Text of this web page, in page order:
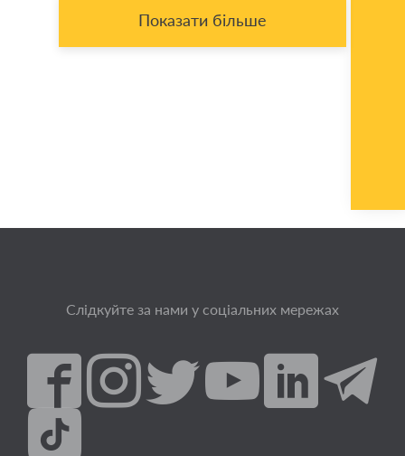
Показати більше
Слідкуйте за нами у соціальних мережах